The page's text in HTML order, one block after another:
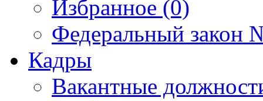
Избранное (0)
Федеральный закон
Кадры
Вакантные